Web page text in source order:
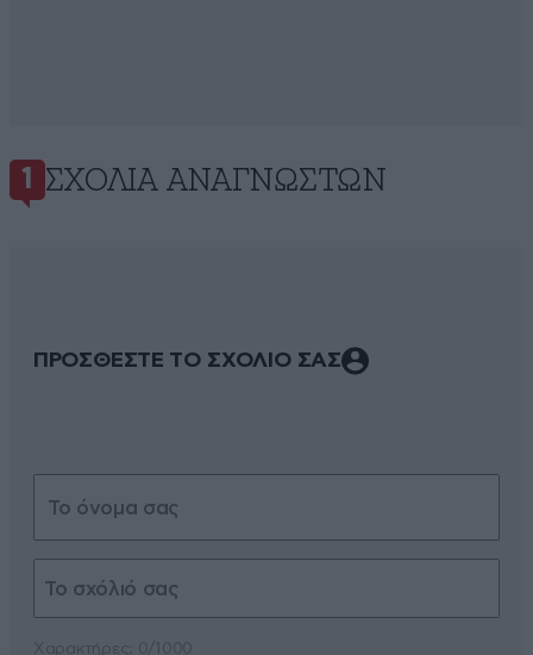
1 ΣΧΌΛΙΑ ΑΝΑΓΝΩΣΤΏΝ
ΠΡΟΣΘΕΣΤΕ ΤΟ ΣΧΟΛΙΟ ΣΑΣ